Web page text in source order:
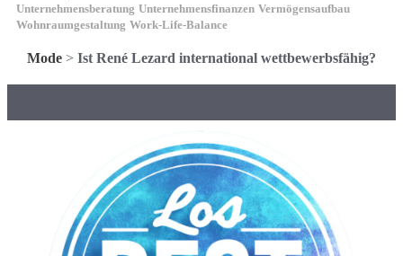
Unternehmensberatung Unternehmensfinanzen Vermögensaufbau
Wohnraumgestaltung Work-Life-Balance
Mode > Ist René Lezard international wettbewerbsfähig?